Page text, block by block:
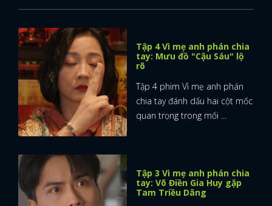
Tập 4 Vì mẹ anh phán chia
tay: Mưu đồ "Cậu Sáu" lộ
rõ
Tập 4 phim Vì mẹ anh phán
chia tay đánh dấu hai cột mốc
quan trọng trong mối ...
Tập 3 Vì mẹ anh phán chia
tay: Võ Điền Gia Huy gặp
Tam Triều Dâng